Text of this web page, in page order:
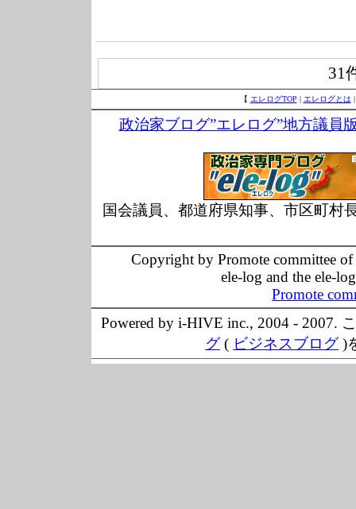
31
【 エレログTOP | エレログとは
政治家ブログ”エレログ”地方議員
国会議員、都道府県知事、市区町村
Copyright by Promote committee
ele-log and the ele-
Promote
Powered by i-HIVE inc., 2004 - 2007.
グ( ビジネスブログ)